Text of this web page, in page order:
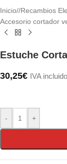
Inicio/ Recambios
Accesorio cortador
Estuche
30,25€ IVA incluido
- +